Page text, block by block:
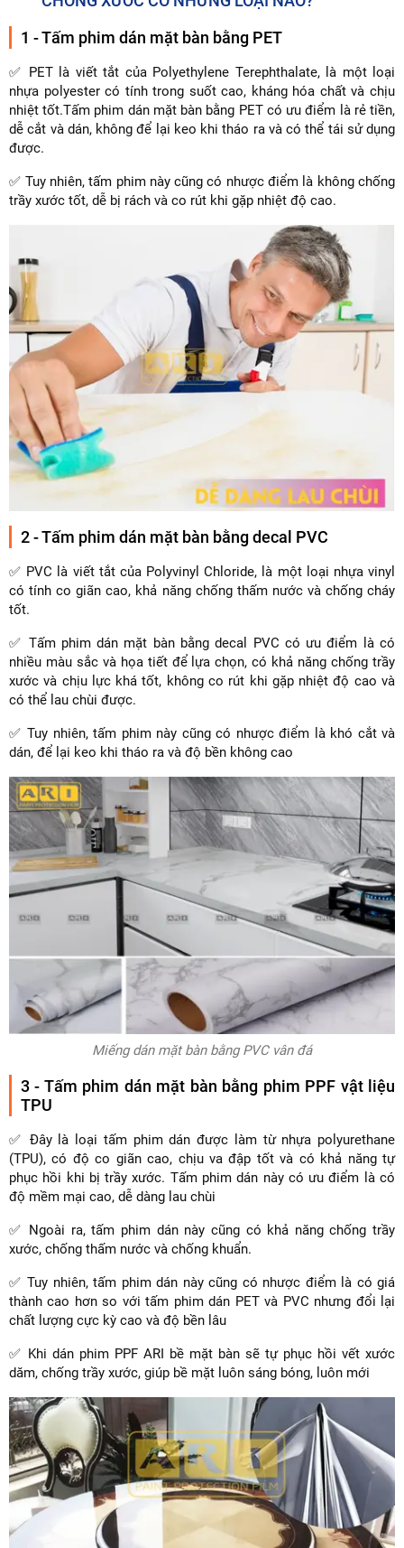
1 - Tấm phim dán mặt bàn bằng PET
✅ PET là viết tắt của Polyethylene Terephthalate, là một loại
nhựa polyester có tính trong suốt cao, kháng hóa chất và chịu
nhiệt tốt.Tấm phim dán mặt bàn bằng PET có ưu điểm là rẻ tiền,
dễ cắt và dán, không để lại keo khi tháo ra và có thể tái sử dụng
được.
✅ Tuy nhiên, tấm phim này cũng có nhược điểm là không chống
trầy xước tốt, dễ bị rách và co rút khi gặp nhiệt độ cao.
2 - Tấm phim dán mặt bàn bằng decal PVC
✅ PVC là viết tắt của Polyvinyl Chloride, là một loại nhựa vinyl
có tính co giãn cao, khả năng chống thấm nước và chống cháy
tốt.
✅ Tấm phim dán mặt bàn bằng decal PVC có ưu điểm là có
nhiều màu sắc và họa tiết để lựa chọn, có khả năng chống trầy
xước và chịu lực khá tốt, không co rút khi gặp nhiệt độ cao và
có thể lau chùi được.
✅ Tuy nhiên, tấm phim này cũng có nhược điểm là khó cắt và
dán, để lại keo khi tháo ra và độ bền không cao
Miếng dán mặt bàn bằng PVC vân đá
3 - Tấm phim dán mặt bàn bằng phim PPF vật liệu
TPU
✅ Đây là loại tấm phim dán được làm từ nhựa polyurethane
(TPU), có độ co giãn cao, chịu va đập tốt và có khả năng tự
phục hồi khi bị trầy xước. Tấm phim dán này có ưu điểm là có
độ mềm mại cao, dễ dàng lau chùi
✅ Ngoài ra, tấm phim dán này cũng có khả năng chống trầy
xước, chống thấm nước và chống khuẩn.
✅ Tuy nhiên, tấm phim dán này cũng có nhược điểm là có giá
thành cao hơn so với tấm phim dán PET và PVC nhưng đổi lại
chất lượng cực kỳ cao và độ bền lâu
✅ Khi dán phim PPF ARI bề mặt bàn sẽ tự phục hồi vết xước
dăm, chống trầy xước, giúp bề mặt luôn sáng bóng, luôn mới